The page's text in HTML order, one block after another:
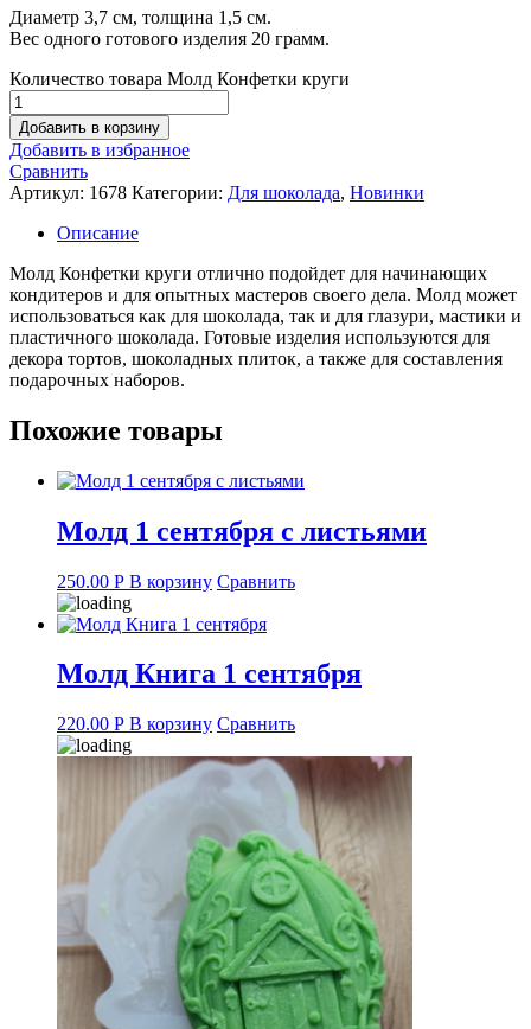
Диаметр 3,7 см, толщина 1,5 см.
Вес одного готового изделия 20 грамм.
Количество товара Молд Конфетки круги
Добавить в корзину
Добавить в избранное
Сравнить
Артикул: 1678 Категории: Для шоколада, Новинки
Описание
Молд Конфетки круги отлично подойдет для начинающих
кондитеров и для опытных мастеров своего дела. Молд может
использоваться как для шоколада, так и для глазури, мастики и
пластичного шоколада. Готовые изделия используются для
декора тортов, шоколадных плиток, а также для составления
подарочных наборов.
Похожие товары
Молд 1 сентября с листьями
250.00 Р В корзину Сравнить
Молд Книга 1 сентября
220.00 Р В корзину Сравнить